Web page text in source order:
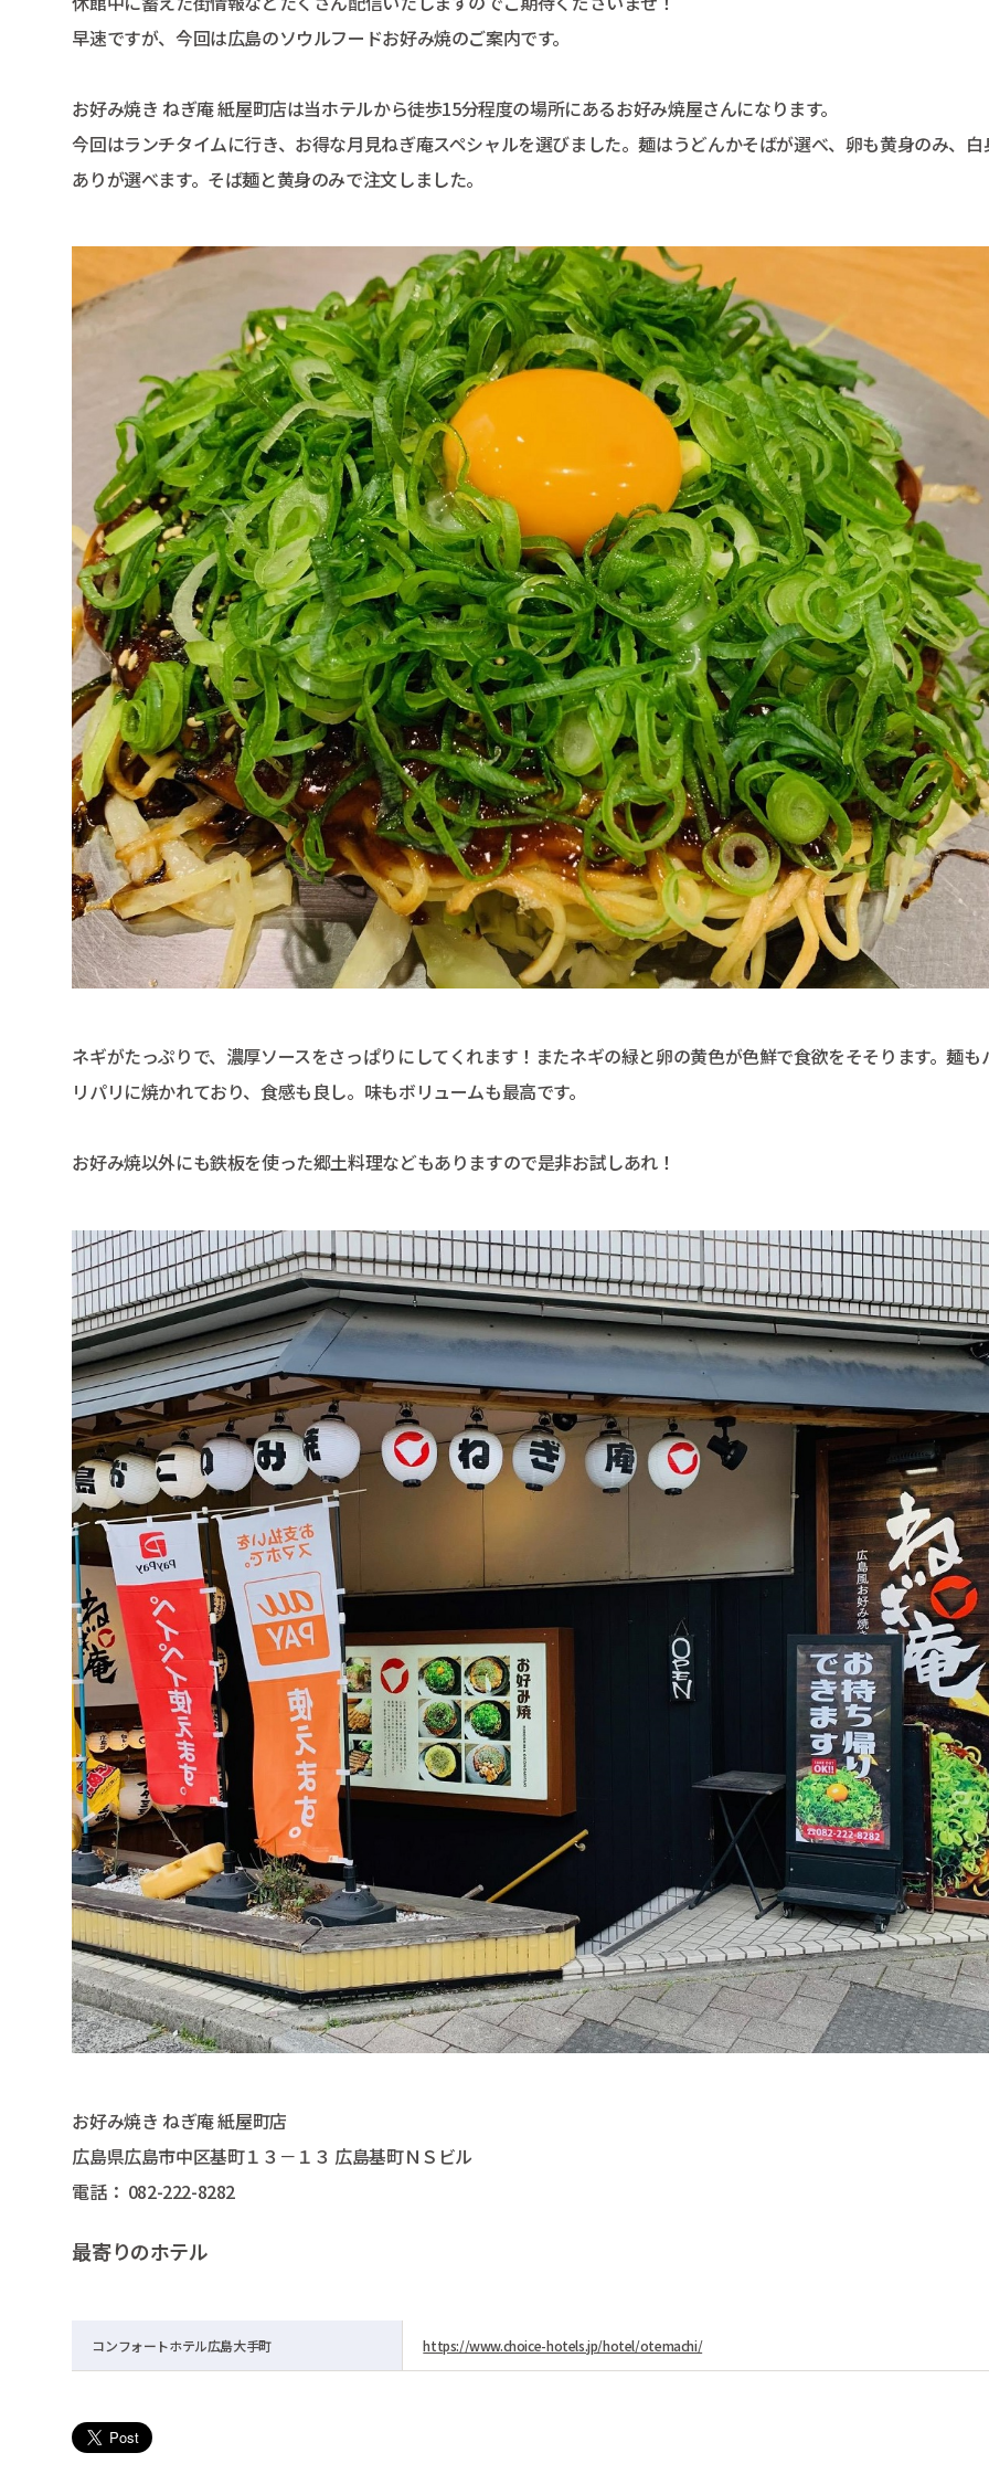
早速ですが、今回は広島のソウルフードお好み焼のご案内です。
お好み焼き ねぎ庵 紙屋町店は当ホテルから徒歩15分程度の場所にあるお好み焼屋さんになります。
今回はランチタイムに行き、お得な月見ねぎ庵スペシャルを選びました。麺はうどんかそばが選べ、卵も黄身のみ、白
ありが選べます。そば麺と黄身のみで注文しました。
ネギがたっぷりで、濃厚ソースをさっぱりにしてくれます！またネギの緑と卵の黄色が色鮮で食欲をそそります。麺も
リパリに焼かれており、食感も良し。味もボリュームも最高です。
お好み焼以外にも鉄板を使った郷土料理などもありますので是非お試しあれ！
お好み焼き ねぎ庵 紙屋町店
広島県広島市中区基町１３－１３ 広島基町ＮＳビル
電話： 082-222-8282
最寄りのホテル
コンフォートホテル広島大手町 https://www.choice-hotels.jp/hotel/otemachi/